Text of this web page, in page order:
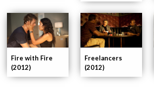
Freelancers
(2012)
Fire with Fire
(2012)